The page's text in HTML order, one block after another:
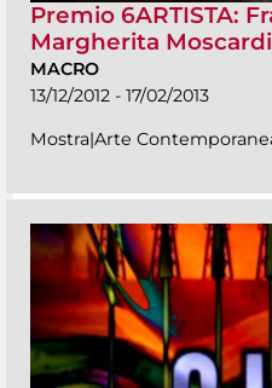
Premio 6ARTISTA:
Margherita
MACRO
13/12/2012 - 17/02/2013
Mostra|Arte